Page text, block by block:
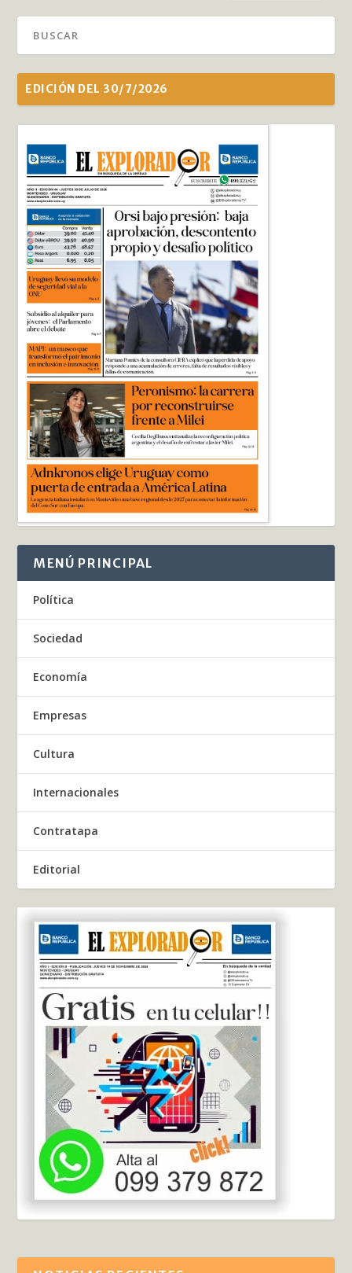
EDICIÓN DEL 30/7/2026
MENÚ PRINCIPAL
Política
Sociedad
Economía
Empresas
Cultura
Internacionales
Contratapa
Editorial